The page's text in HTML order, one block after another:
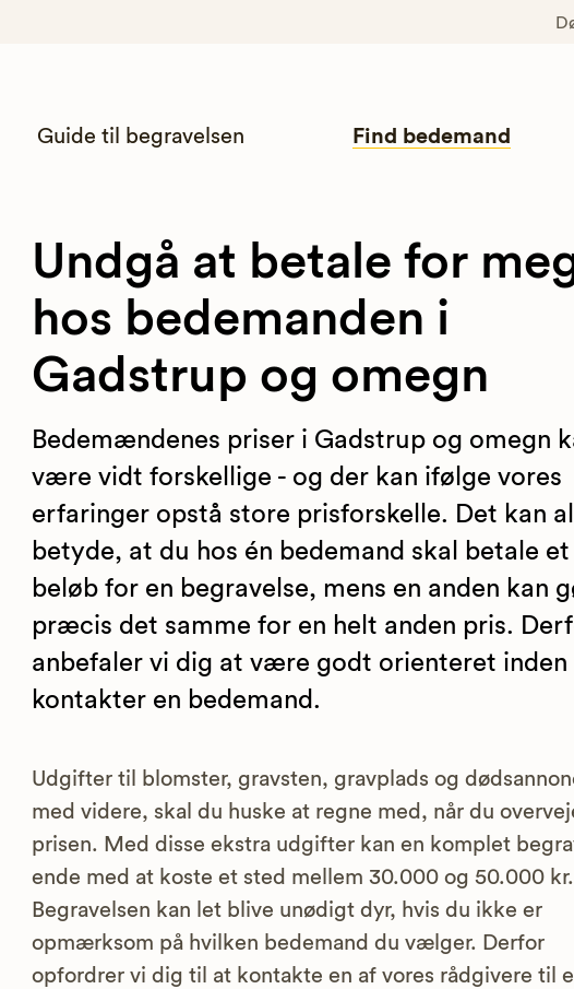
Guide til begravelsen Find bedemand
Undgå at betale for
hos bedemanden i
Gadstrup og omegn
Bedemændenes priser i Gadstrup og omegn
være vidt forskellige - og der kan ifølge vores
erfaringer opstå store prisforskelle. Det kan
betyde, at du hos én bedemand skal betale et
beløb for en begravelse, mens en anden kan
præcis det samme for en helt anden pris.
anbefaler vi dig at være godt orienteret inden
kontakter en bedemand.
Udgifter til blomster, gravsten, gravplads og
med videre, skal du huske at regne med, når du
prisen. Med disse ekstra udgifter kan en komplet
ende med at koste et sted mellem 30.000 og 50.000 kr.
Begravelsen kan let blive unødigt dyr, hvis du ikke er
opmærksom på hvilken bedemand du vælger. Derfor
opfordrer vi dig til at kontakte en af vores rådgivere til